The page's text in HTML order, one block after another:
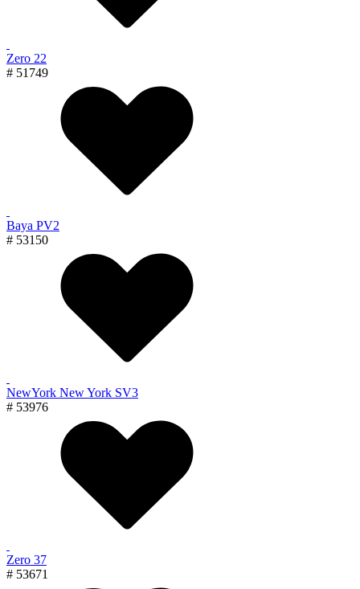
Zero 22
# 51749
Baya PV2
# 53150
NewYork New York SV3
# 53976
Zero 37
# 53671